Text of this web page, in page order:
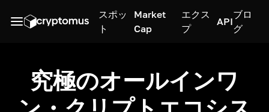
スポッ
ト
Market
Cap
エクス
プ
API
ブロ
グ
究極のオールインワ